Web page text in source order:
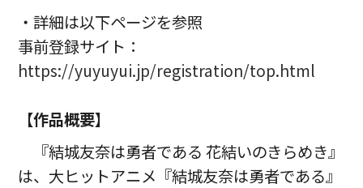
・詳細は以下ページを参照
事前登録サイト：
https://yuyuyui.jp/registration/top.html
【作品概要】
『結城友奈は勇者である 花結いのきらめき』
は、大ヒットアニメ『結城友奈は勇者である』